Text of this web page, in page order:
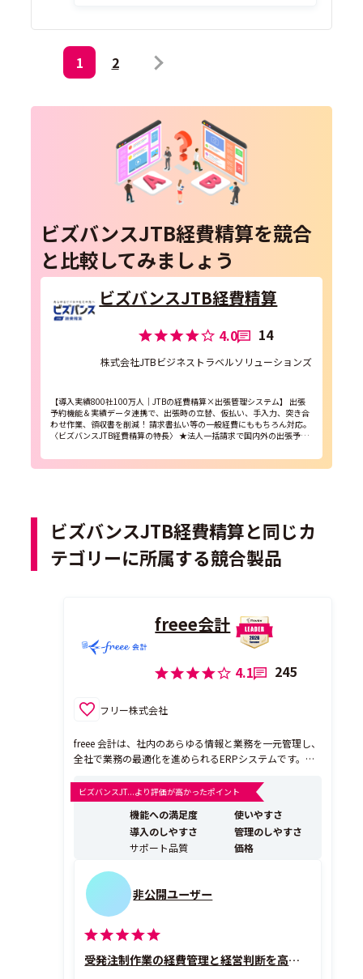
1 2
ビズバンスJTB経費精算を競合
と比較してみましょう
ビズバンスJTB経費精算
4.0 14
株式会社JTBビジネストラベルソリューションズ
【導入実績800社100万人｜JTBの経費精算×出張管理システム】 出張
予約機能＆実績データ連携で、出張時の立替、仮払い、手入力、突き合
わせ作業、領収書を削減！ 請求書払い等の一般経費にももちろん対応。
〈ビズバンスJTB経費精算の特長〉 ★法人一括請求で国内外の出張予約
ビズバンスJTB経費精算と同じカ
テゴリーに所属する競合製品
freee会計
4.1 245
フリー株式会社
freee 会計は、社内のあらゆる情報と業務を一元管理し、
全社で業務の最適化を進められるERPシステムです。
業務と会計を分断させないシングルインプットとAIの活
用により、管理業務を行う=全社に対して情報共有を行
うという状況をつくり出せます。情報確認の手...
ビズバンスJT...より評価が高かったポイント
機能への満足度
使いやすさ
導入のしやすさ
管理のしやすさ
サポート品質
価格
非公開ユーザー
受発注制作業の経費管理と経営判断を高める最強の会計ツール